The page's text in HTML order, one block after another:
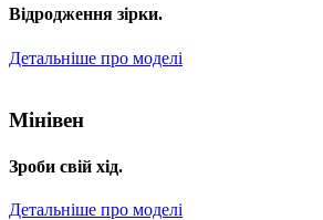
Відродження зірки.
Детальніше про моделі
Мінівен
Зроби свій хід.
Детальніше про моделі